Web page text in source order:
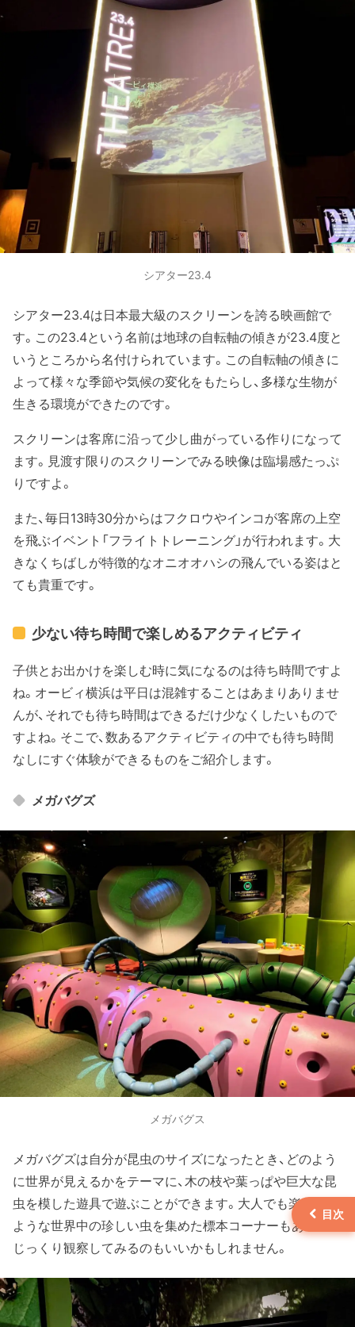
シアター23.4
シアター23.4は日本最大級のスクリーンを誇る映画館で
す。この23.4という名前は地球の自転軸の傾きが23.4度と
いうところから名付けられています。この自転軸の傾きに
よって様々な季節や気候の変化をもたらし、多様な生物が
生きる環境ができたのです。
スクリーンは客席に沿って少し曲がっている作りになって
ます。見渡す限りのスクリーンでみる映像は臨場感たっぷ
りですよ。
また、毎日13時30分からはフクロウやインコが客席の上空
を飛ぶイベント「フライトトレーニング」が行われます。大
きなくちばしが特徴的なオニオオハシの飛んでいる姿はと
ても貴重です。
少ない待ち時間で楽しめるアクティビティ
子供とお出かけを楽しむ時に気になるのは待ち時間ですよ
ね。オービィ横浜は平日は混雑することはあまりありませ
んが、それでも待ち時間はできるだけ少なくしたいもので
すよね。そこで、数あるアクティビティの中でも待ち時間
なしにすぐ体験ができるものをご紹介します。
メガバグズ
メガバグス
メガバグズは自分が昆虫のサイズになったとき、どのよう
に世界が見えるかをテーマに、木の枝や葉っぱや巨大な昆
虫を模した遊具で遊ぶことができます。大人でも楽しめる
ような世界中の珍しい虫を集めた標本コーナーもあるので
じっくり観察してみるのもいいかもしれません。